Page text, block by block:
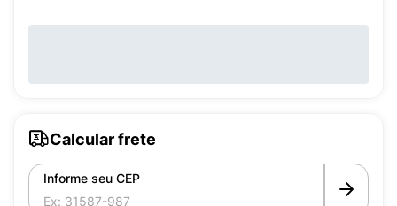
Calcular frete
Informe seu CEP